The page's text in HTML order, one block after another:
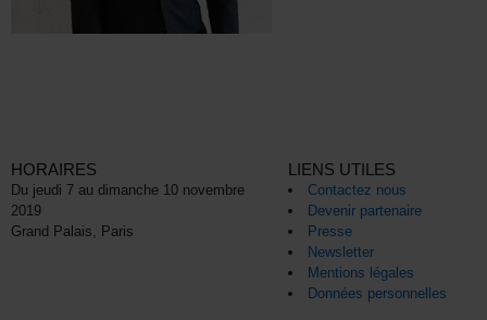
HORAIRES
Du jeudi 7 au dimanche 10 novembre
2019
Grand Palais, Paris
LIENS UTILES
Contactez nous
Devenir partenaire
Presse
Newsletter
Mentions légales
Données personnelles